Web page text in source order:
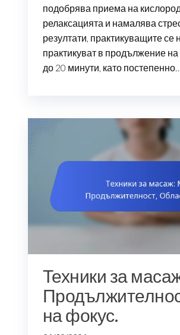
подобрява приема на
релаксацията и намалява
резултати, практикуващите се
практикуват в продължение на
до 20 минути, като
Техники за
на фокус.